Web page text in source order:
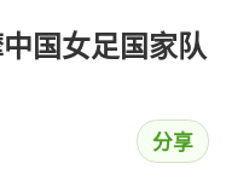
国女足国家队
分享